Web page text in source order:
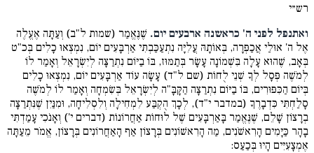
רש״י
ואתנפל לפני ה' כראשנה ארבעים יום. שֶׁנֶּאֱמַר (שמות ל"ב) וְעַתָּה אֶעֱלֶה
אֶל ה' אוּלַי אֲכַפְּרָה, בְּאוֹתָהּ עֲלִיָּה נִתְעַכַּבְתִּי אַרְבָּעִים יוֹם, נִמְצְאוּ כָלִים בְּכ"ט
בְּאָב, שֶׁהוּא עָלָה בִּשְׁמוֹנָה עָשָׂר בְּתַמּוּז, בּוֹ בַיּוֹם נִתְרַצָּה לְיִשְׂרָאֵל וְאָמַר לוֹ
לְמֹשֶׁה פְּסָל לְךָ שְׁנֵי לֻחוֹת (שם ל"ד) עָשָׂה עוֹד אַרְבָּעִים יוֹם, נִמְצְאוּ כָלִים
בְּיוֹם הַכִּפּוּרִים, בּוֹ בַיּוֹם נִתְרַצָּה הַקָּבָּ"ה לְיִשְׂרָאֵל בְּשִׂמְחָה וְאָמַר לוֹ לְמֹשֶׁה
סָלַחְתִּי כִּדְבָרֶךָ (במדבר י"ד), לְכָךְ הֻקְבַּע לִמְחִילָה וְלִסְלִיחָה, וּמִנַּיִן שֶׁנִּתְרַצָּה
בְרָצוֹן שָׁלֵם, שֶׁנֶּאֱמַר בָּאַרְבָּעִים שֶׁל לוּחוֹת אַחֲרוֹנוֹת (דברים י') וְאָנֹכִי עָמַדְתִּי
בָהָר כַּיָּמִים הָרִאשֹׁנִים, מַה הָרִאשׁוֹנִים בְּרָצוֹן אַף הָאַחֲרוֹנִים בְּרָצוֹן, אֱמֹר מֵעַתָּה
אֶמְצָעִיִּים הָיוּ בְּכַעַס: